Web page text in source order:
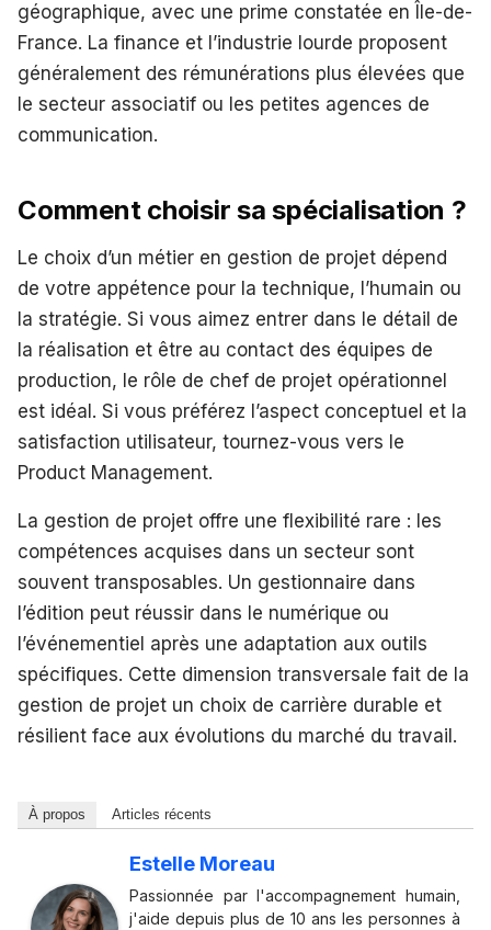
géographique, avec une prime constatée en Île-de-
France. La finance et l’industrie lourde proposent
généralement des rémunérations plus élevées que
le secteur associatif ou les petites agences de
communication.
Comment choisir sa spécialisation ?
Le choix d’un métier en gestion de projet dépend
de votre appétence pour la technique, l’humain ou
la stratégie. Si vous aimez entrer dans le détail de
la réalisation et être au contact des équipes de
production, le rôle de chef de projet opérationnel
est idéal. Si vous préférez l’aspect conceptuel et la
satisfaction utilisateur, tournez-vous vers le
Product Management.
La gestion de projet offre une flexibilité rare : les
compétences acquises dans un secteur sont
souvent transposables. Un gestionnaire dans
l’édition peut réussir dans le numérique ou
l’événementiel après une adaptation aux outils
spécifiques. Cette dimension transversale fait de la
gestion de projet un choix de carrière durable et
résilient face aux évolutions du marché du travail.
À propos Articles récents
Estelle Moreau
Passionnée par l'accompagnement humain,
j'aide depuis plus de 10 ans les personnes à